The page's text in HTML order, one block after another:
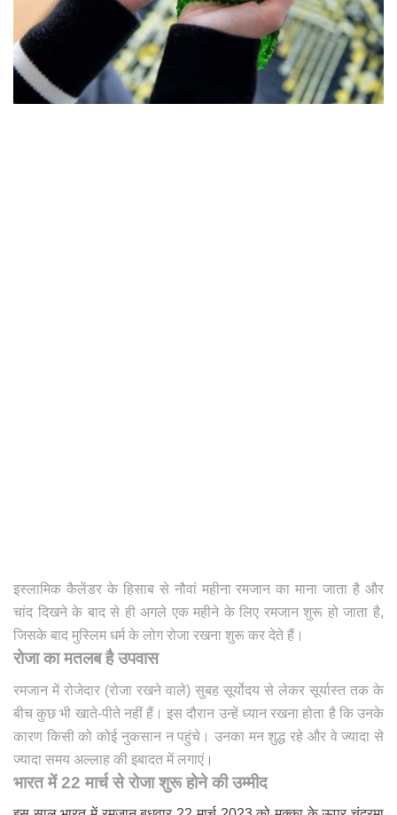
इस्लामिक कैलेंडर के हिसाब से नौवां महीना रमजान का माना जाता है और
चांद दिखने के बाद से ही अगले एक महीने के लिए रमजान शुरू हो जाता है,
जिसके बाद मुस्लिम धर्म के लोग रोजा रखना शुरू कर देते हैं।
रोजा का मतलब है उपवास
रमजान में रोजेदार (रोजा रखने वाले) सुबह सूर्योदय से लेकर सूर्यास्त तक के
बीच कुछ भी खाते-पीते नहीं हैं। इस दौरान उन्‍हें ध्‍यान रखना होता है कि उनके
कारण किसी को कोई नुकसान न पहुंचे। उनका मन शुद्ध रहे और वे ज्‍यादा से
ज्‍यादा समय अल्‍लाह की इबादत में लगाएं।
भारत में 22 मार्च से रोजा शुरू होने की उम्मीद